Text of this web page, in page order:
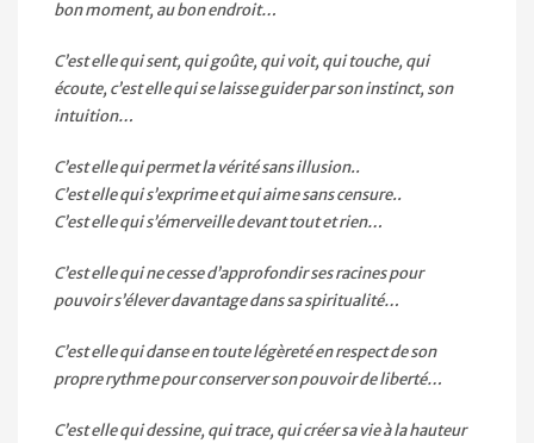
bon moment, au bon endroit…
C’est elle qui sent, qui goûte, qui voit, qui touche, qui
écoute, c’est elle qui se laisse guider par son instinct, son
intuition…
C’est elle qui permet la vérité sans illusion..
C’est elle qui s’exprime et qui aime sans censure..
C’est elle qui s’émerveille devant tout et rien…
C’est elle qui ne cesse d’approfondir ses racines pour
pouvoir s’élever davantage dans sa spiritualité…
C’est elle qui danse en toute légèreté en respect de son
propre rythme pour conserver son pouvoir de liberté…
C’est elle qui dessine, qui trace, qui créer sa vie à la hauteur